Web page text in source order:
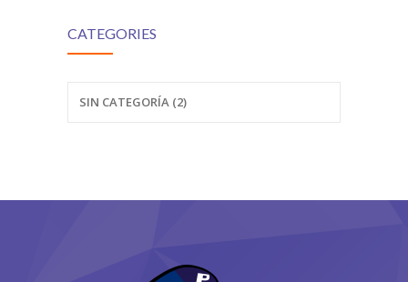
CATEGORIES
SIN CATEGORÍA (2)